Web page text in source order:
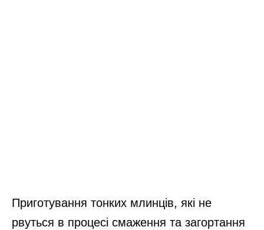
Приготування тонких млинців, які не
рвуться в процесі смаження та загортання